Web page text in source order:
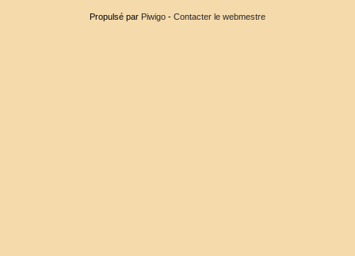
Propulsé par Piwigo - Contacter le webmestre